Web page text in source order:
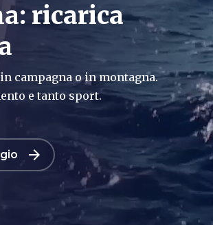
ricarica
campagna o in montagna.
e tanto sport.
arrow_forward